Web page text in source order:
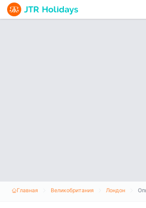
Главная Великобритания Лондон